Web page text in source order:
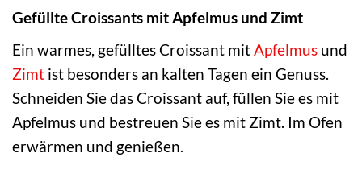
Gefüllte Croissants mit Apfelmus und Zimt
Ein warmes, gefülltes Croissant mitApfelmus und
Zimt ist besonders an kalten Tagen ein Genuss.
Schneiden Sie das Croissant auf, füllen Sie es mit
Apfelmus und bestreuen Sie es mit Zimt. Im Ofen
erwärmen und genießen.